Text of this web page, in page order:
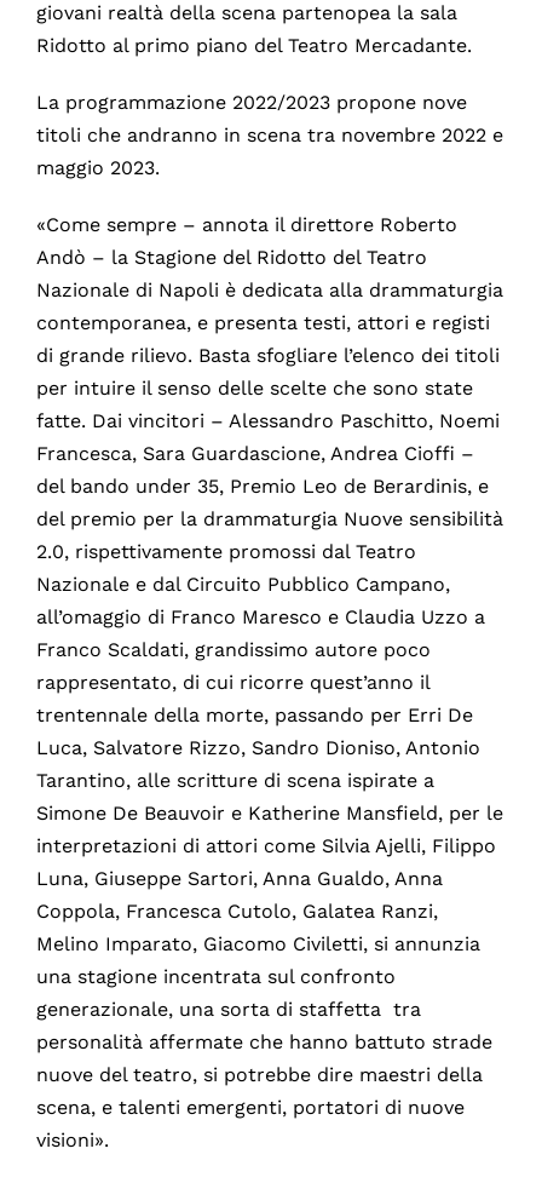
giovani realtà della scena partenopea la sala
Ridotto al primo piano del Teatro Mercadante.
La programmazione 2022/2023 propone nove
titoli che andranno in scena tra novembre 2022 e
maggio 2023.
«Come sempre – annota il direttore Roberto
Andò – la Stagione del Ridotto del Teatro
Nazionale di Napoli è dedicata alla drammaturgia
contemporanea, e presenta testi, attori e registi
di grande rilievo. Basta sfogliare l’elenco dei titoli
per intuire il senso delle scelte che sono state
fatte. Dai vincitori – Alessandro Paschitto, Noemi
Francesca, Sara Guardascione, Andrea Cioffi –
del bando under 35, Premio Leo de Berardinis, e
del premio per la drammaturgia Nuove sensibilità
2.0, rispettivamente promossi dal Teatro
Nazionale e dal Circuito Pubblico Campano,
all’omaggio di Franco Maresco e Claudia Uzzo a
Franco Scaldati, grandissimo autore poco
rappresentato, di cui ricorre quest’anno il
trentennale della morte, passando per Erri De
Luca, Salvatore Rizzo, Sandro Dioniso, Antonio
Tarantino, alle scritture di scena ispirate a
Simone De Beauvoir e Katherine Mansfield, per le
interpretazioni di attori come Silvia Ajelli, Filippo
Luna, Giuseppe Sartori, Anna Gualdo, Anna
Coppola, Francesca Cutolo, Galatea Ranzi,
Melino Imparato, Giacomo Civiletti, si annunzia
una stagione incentrata sul confronto
generazionale, una sorta di staffetta tra
personalità affermate che hanno battuto strade
nuove del teatro, si potrebbe dire maestri della
scena, e talenti emergenti, portatori di nuove
visioni».